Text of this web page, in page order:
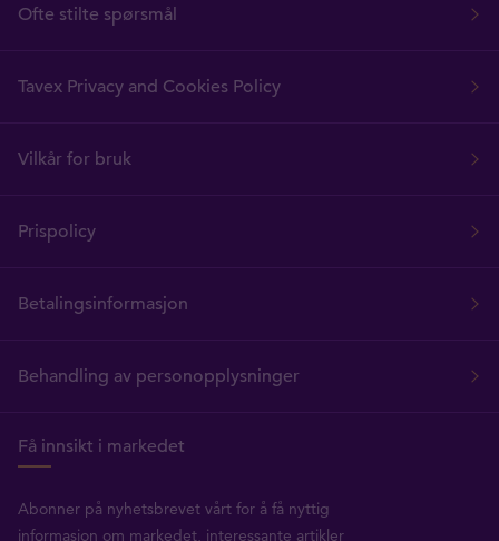
Ofte stilte spørsmål
Tavex Privacy and Cookies Policy
Vilkår for bruk
Prispolicy
Betalingsinformasjon
Behandling av personopplysninger
Få innsikt i markedet
Abonner på nyhetsbrevet vårt for å få nyttig
informasjon om markedet, interessante artikler